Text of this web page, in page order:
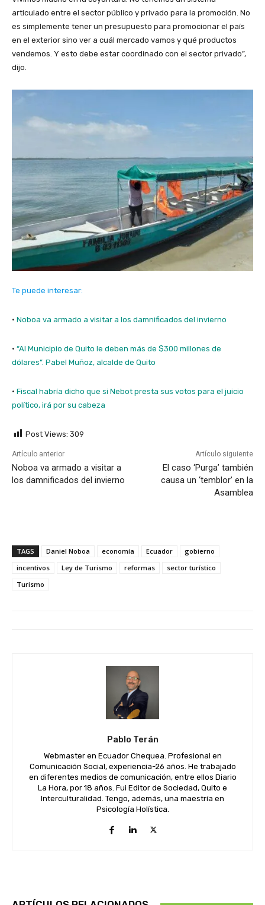
articulado entre el sector público y privado para la promoción. No
es simplemente tener un presupuesto para promocionar el país
en el exterior sino ver a cuál mercado vamos y qué productos
vendemos. Y esto debe estar coordinado con el sector privado”,
dijo.
Te puede interesar:
· Noboa va armado a visitar a los damnificados del invierno
· “Al Municipio de Quito le deben más de $300 millones de
dólares”. Pabel Muñoz, alcalde de Quito
· Fiscal habría dicho que si Nebot presta sus votos para el juicio
político, irá por su cabeza
Post Views: 309
Artículo anterior
Noboa va armado a visitar a
los damnificados del invierno
Artículo siguiente
El caso ‘Purga’ también
causa un ‘temblor’ en la
Asamblea
TAGS Daniel Noboa economía Ecuador
gobierno
incentivos
Ley de Turismo reformas
sector turístico
Turismo
Pablo Terán
Webmaster en Ecuador Chequea. Profesional en
Comunicación Social, experiencia-26 años. He trabajado
en diferentes medios de comunicación, entre ellos Diario
La Hora, por 18 años. Fui Editor de Sociedad, Quito e
Interculturalidad. Tengo, además, una maestría en
Psicología Holística.